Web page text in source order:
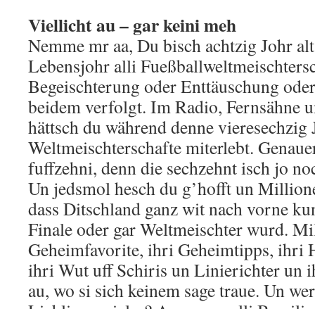
Viellicht au – gar keini meh
Nemme mr aa, Du bisch achtzig Johr
Lebensjohr alli
Begeischterung oder Enttäuschung
beidem verfolgt. Im Radio, Fernsähne
hättsch du während denne vieresechzig
Weltmeischterschafte miterlebt.
fuffzehni, denn die sechzehnt isch jo
Un jedsmol hesch du g’hofft un
dass Ditschland ganz wit nach vorne
Finale oder gar Weltmeischter wurd.
Geheimfavorite, ihri Geheimtipps, ihri
ihri Wut uff Schiris un Linierichter un
au, wo si sich keinem sage traue. Un